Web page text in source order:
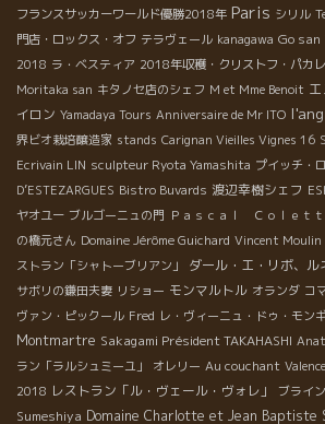
フランスサッカーワールド優勝2018年 Paris シリル
門店・ロックス・オフ テラヴェール kanagawa Go san
2018 ラ・ベスティア 2018年収穫・クリストフ・パカレ
Moritaka san キタノセ店のシェフ M et Mme Benoit
イロン Yamadaya Tours Anniversaire de Mr ITO
界ビオ栽培醸造家 stands Carignan Vieilles Vignes 16
Ecrivain LIN sculpteur Ryota Yamashita プイッチ・
D’ESTEZARGUES Bistro Buvards 渡辺幸樹シェフ
ヤオユー ブルゴーニュの門 Ｐａｓｃａｌ Ｃｏｌｅｔｔ
の橋元さん Domaine Jérôme Guichard Vincent Moulin
ストラン「シャトーブリアン」
ダール・エ・リボ、ル
サボリの鎌田夫妻 リショー モンマルトル オランダ コ
ヴァン・ピックール Fred レ・ヴィーニュ・ドゥ・モン
Montmartre Sakagami Président TAKAHASHI
ラン「ラルシュミーユ」
オレリー Au couchant
2018 レストラン「ル・ヴェール・ヴォレ」 ブライ
Sumeshiya Domaine Charlotte et Jean Baptiste